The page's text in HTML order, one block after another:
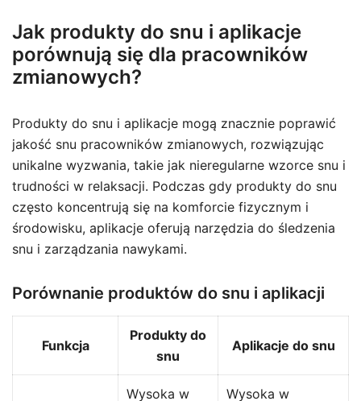
Jak produkty do snu i aplikacje
porównują się dla pracowników
zmianowych?
Produkty do snu i aplikacje mogą znacznie poprawić
jakość snu pracowników zmianowych, rozwiązując
unikalne wyzwania, takie jak nieregularne wzorce snu i
trudności w relaksacji. Podczas gdy produkty do snu
często koncentrują się na komforcie fizycznym i
środowisku, aplikacje oferują narzędzia do śledzenia
snu i zarządzania nawykami.
Porównanie produktów do snu i aplikacji
Funkcja
Produkty do
snu
Aplikacje do snu
Wysoka w
Wysoka w